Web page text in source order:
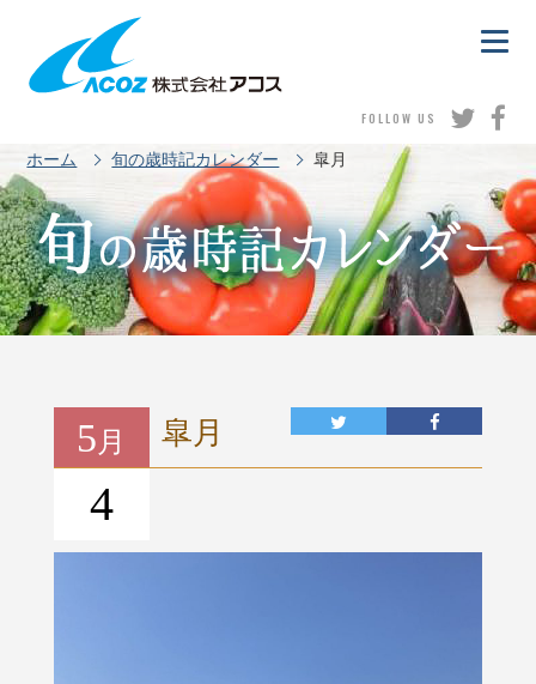
FOLLOW US
ホーム 旬の歳時記カレンダー 皐月
5 月
4
皐月